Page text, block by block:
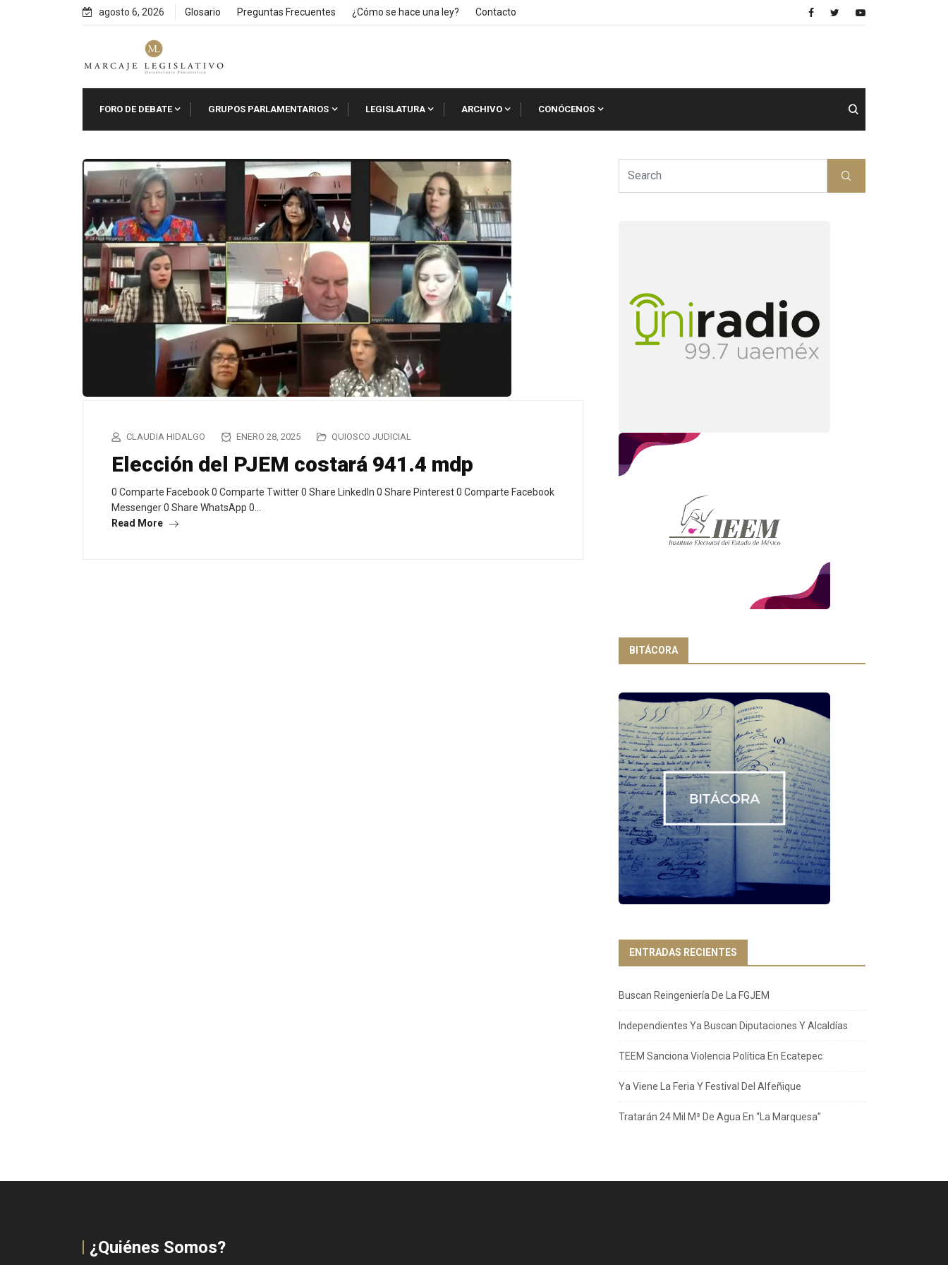
agosto 6, 2026 Glosario Preguntas Frecuentes ¿Cómo se hace una ley? Contacto
FORO DE DEBATE GRUPOS PARLAMENTARIOS LEGISLATURA ARCHIVO CONÓCENOS
CLAUDIA HIDALGO ENERO 28, 2025 QUIOSCO JUDICIAL
Elección del PJEM costará 941.4 mdp
0 Comparte Facebook 0 Comparte Twitter 0 Share LinkedIn 0 Share Pinterest 0 Comparte Facebook
Messenger 0 Share WhatsApp 0…
Read More
BITÁCORA
ENTRADAS RECIENTES
Buscan Reingeniería De La FGJEM
Independientes Ya Buscan Diputaciones Y Alcaldías
TEEM Sanciona Violencia Política En Ecatepec
Ya Viene La Feria Y Festival Del Alfeñique
Tratarán 24 Mil M³ De Agua En “La Marquesa”
¿Quiénes Somos?